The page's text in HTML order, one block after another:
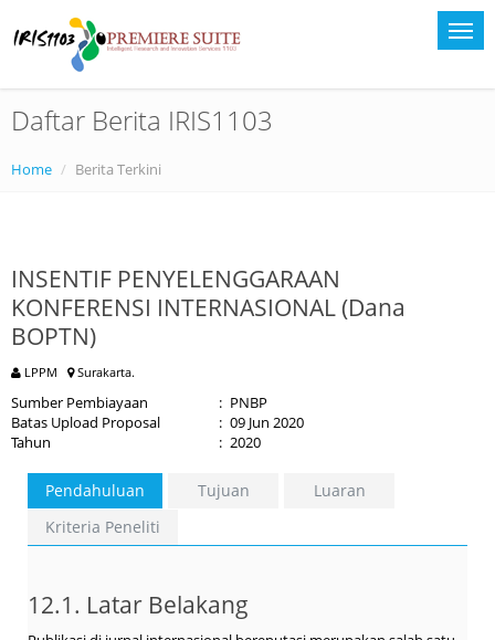
Daftar Berita IRIS1103
Home Berita Terkini
INSENTIF PENYELENGGARAAN
KONFERENSI INTERNASIONAL (Dana
BOPTN)
LPPM Surakarta.
Sumber Pembiayaan : PNBP
Batas Upload Proposal
: 09 Jun 2020
Tahun
: 2020
Pendahuluan Tujuan
Luaran
Kriteria Peneliti
12.1. Latar Belakang